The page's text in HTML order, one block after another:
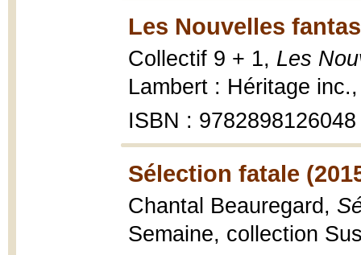
Les Nouvelles
Collectif 9 + 1, Les
Lambert : Héritage
ISBN : 9782898126048
Sélection fatale
Chantal Beauregard,
Semaine, collection